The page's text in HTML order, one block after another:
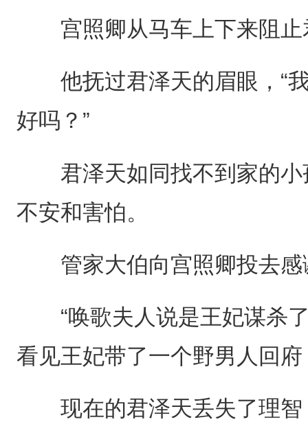
宫照卿从马车上下来阻止
他抚过君泽天的眉眼，“我
好吗？”
君泽天如同找不到家的小
不安和害怕。
管家大伯向宫照卿投去感
“唤歌夫人说是王妃谋杀了
看见王妃带了一个野男人回
现在的君泽天丢失了理智